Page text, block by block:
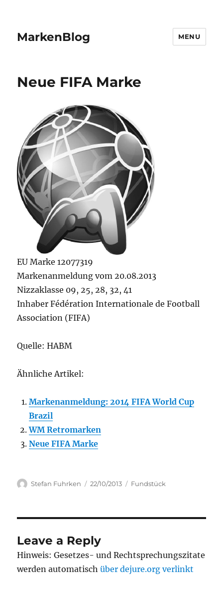
MarkenBlog MENU
Neue FIFA Marke
EU Marke 12077319
Markenanmeldung vom 20.08.2013
Nizzaklasse 09, 25, 28, 32, 41
Inhaber Fédération Internationale de Football
Association (FIFA)
Quelle: HABM
Ähnliche Artikel:
Markenanmeldung: 2014 FIFA World Cup
Brazil
WM Retromarken
Neue FIFA Marke
Author
Stefan Fuhrken
Posted
22/10/2013 Categories
Fundstück
Leave a Reply
Hinweis: Gesetzes- und Rechtsprechungszitate
werden automatischüber dejure.org verlinkt